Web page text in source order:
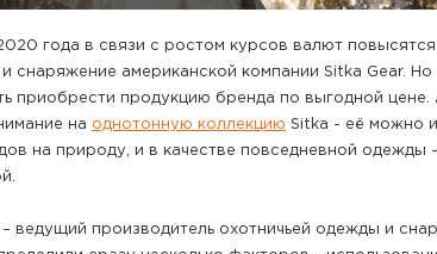
года в связи с ростом курсов валют повысятся
и снаряжение американской компании Sitka Gear.
приобрести продукцию бренда по выгодной цене.
на однотонную коллекцию Sitka - её можно
на природу, и в качестве повседневной одежды
ведущий производитель охотничьей одежды и